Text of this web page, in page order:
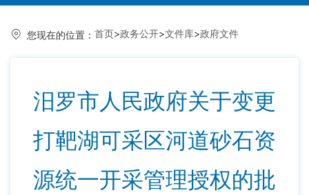
您现在的位置： 首页>政务公开>文件库>政府文件
汨罗市人民政府关于变更
打靶湖可采区河道砂石资
源统一开采管理授权的批